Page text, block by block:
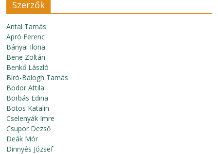
Szerzők
Antal Tamás
Apró Ferenc
Bányai Ilona
Bene Zoltán
Benkő László
Bíró-Balogh Tamás
Bodor Attila
Borbás Edina
Botos Katalin
Cselenyák Imre
Csupor Dezső
Deák Mór
Dinnyés József